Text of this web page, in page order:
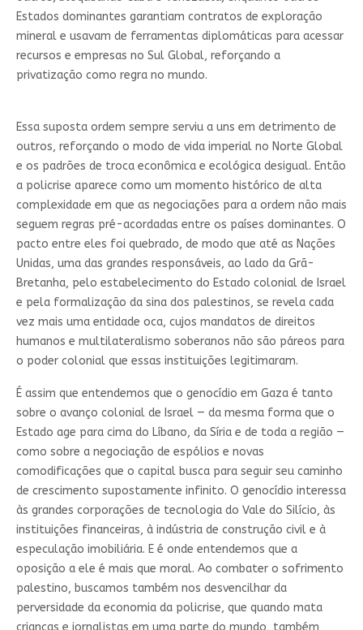
Estados dominantes garantiam contratos de exploração
mineral e usavam de ferramentas diplomáticas para acessar
recursos e empresas no Sul Global, reforçando a
privatização como regra no mundo.
Essa suposta ordem sempre serviu a uns em detrimento de
outros, reforçando o modo de vida imperial no Norte Global
e os padrões de troca econômica e ecológica desigual. Então
a policrise aparece como um momento histórico de alta
complexidade em que as negociações para a ordem não mais
seguem regras pré-acordadas entre os países dominantes. O
pacto entre eles foi quebrado, de modo que até as Nações
Unidas, uma das grandes responsáveis, ao lado da Grã-
Bretanha, pelo estabelecimento do Estado colonial de Israel
e pela formalização da sina dos palestinos, se revela cada
vez mais uma entidade oca, cujos mandatos de direitos
humanos e multilateralismo soberanos não são páreos para
o poder colonial que essas instituições legitimaram.
É assim que entendemos que o genocídio em Gaza é tanto
sobre o avanço colonial de Israel — da mesma forma que o
Estado age para cima do Líbano, da Síria e de toda a região —
como sobre a negociação de espólios e novas
comodificações que o capital busca para seguir seu caminho
de crescimento supostamente infinito. O genocídio interessa
às grandes corporações de tecnologia do Vale do Silício, às
instituições financeiras, à indústria de construção civil e à
especulação imobiliária. E é onde entendemos que a
oposição a ele é mais que moral. Ao combater o sofrimento
palestino, buscamos também nos desvencilhar da
perversidade da economia da policrise, que quando mata
crianças e jornalistas em uma parte do mundo, também